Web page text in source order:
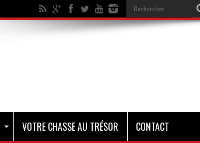
VOTRE CHASSE AU TRÉSOR CONTACT